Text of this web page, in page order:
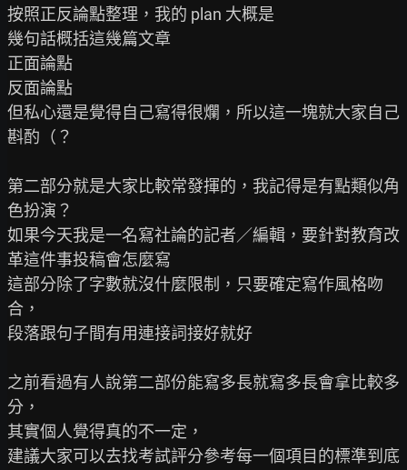
按照正反論點整理，我的 plan 大概是
幾句話概括這幾篇文章
正面論點
反面論點
但私心還是覺得自己寫得很爛，所以這一塊就大家自己
斟酌（？
第二部分就是大家比較常發揮的，我記得是有點類似角
色扮演？
如果今天我是一名寫社論的記者／編輯，要針對教育改
革這件事投稿會怎麼寫
這部分除了字數就沒什麼限制，只要確定寫作風格吻
合，
段落跟句子間有用連接詞接好就好
之前看過有人說第二部份能寫多長就寫多長會拿比較多
分，
其實個人覺得真的不一定，
建議大家可以去找考試評分參考每一個項目的標準到底